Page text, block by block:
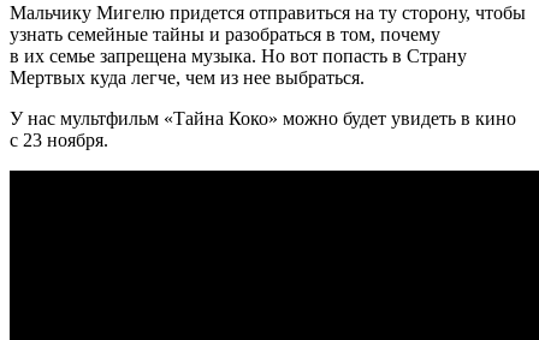
Мальчику Мигелю придется отправиться на ту сторону, чтобы
узнать семейные тайны и разобраться в том, почему
в их семье запрещена музыка. Но вот попасть в Страну
Мертвых куда легче, чем из нее выбраться.
У нас мультфильм «Тайна Коко» можно будет увидеть в кино
с 23 ноября.